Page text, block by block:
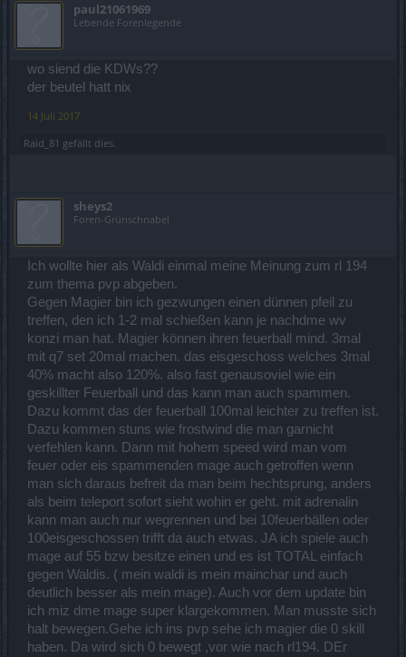
paul21061969
Lebende Forenlegende
wo siend die KDWs??
der beutel hatt nix
14 Juli 2017
Raid_81 gefällt dies.
sheys2
Foren-Grünschnabel
Ich wollte hier als Waldi einmal meine Meinung zum rl 194
zum thema pvp abgeben.
Gegen Magier bin ich gezwungen einen dünnen pfeil zu
treffen, den ich 1-2 mal schießen kann je nachdme wv
konzi man hat. Magier können ihren feuerball mind. 3mal
mit q7 set 20mal machen. das eisgeschoss welches 3mal
40% macht also 120%. also fast genausoviel wie ein
geskillter Feuerball und das kann man auch spammen.
Dazu kommt das der feuerball 100mal leichter zu treffen ist.
Dazu kommen stuns wie frostwind die man garnicht
verfehlen kann. Dann mit hohem speed wird man vom
feuer oder eis spammenden mage auch getroffen wenn
man sich daraus befreit da man beim hechtsprung, anders
als beim teleport sofort sieht wohin er geht. mit adrenalin
kann man auch nur wegrennen und bei 10feuerbällen oder
100eisgeschossen trifft da auch etwas. JA ich spiele auch
mage auf 55 bzw besitze einen und es ist TOTAL einfach
gegen Waldis. ( mein waldi is mein mainchar und auch
deutlich besser als mein mage). Auch vor dem update bin
ich miz dme mage super klargekommen. Man musste sich
halt bewegen.Gehe ich ins pvp sehe ich magier die 0 skill
haben. Da wird sich 0 bewegt ,vor wie nach rl194. DEr